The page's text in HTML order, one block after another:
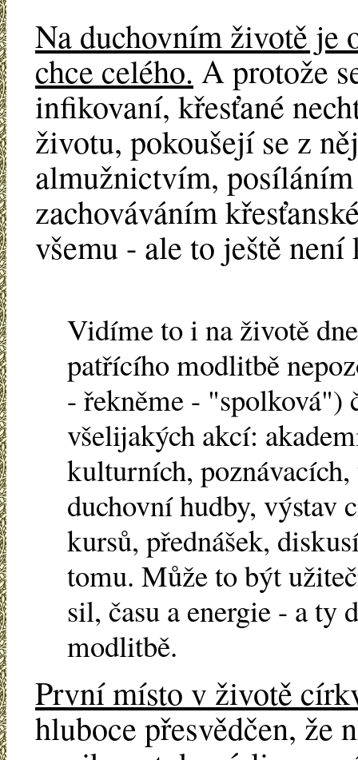
Na duchovním životě je
chce celého. A protože
infikovaní, křesťané
životu, pokoušejí se z
almužnictvím,
zachováváním
všemu - ale to ještě není
Vidíme to i na životě
patřícího modlitbě
- řekněme - "spolková")
všelijakých akcí:
kulturních,
duchovní hudby, výstav
kursů, přednášek,
tomu. Může to být
sil, času a energie - a ty
modlitbě.
První místo v životě
hluboce přesvědčen, že